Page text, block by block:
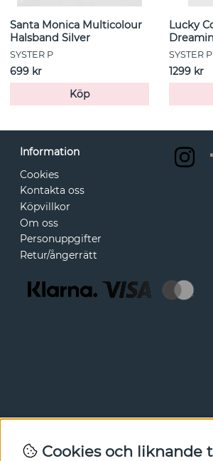
Santa Monica Multicolour
Halsband Silver
SYSTER P
699 kr
Köp
Lucky
SYSTER P
1299 kr
Information
Cookies
Kontakta oss
Köpvillkor
Om oss
Personuppgifter
Retur/ångerrätt
Nyhetsbrev
Cookies och liknande